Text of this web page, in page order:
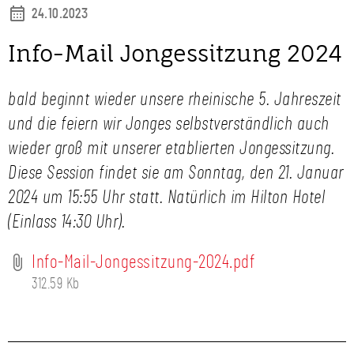
24.10.2023
Info-Mail Jongessitzung 2024
bald beginnt wieder unsere rheinische 5. Jahreszeit
und die feiern wir Jonges selbstverständlich auch
wieder groß mit unserer etablierten Jongessitzung.
Diese Session findet sie am Sonntag, den 21. Januar
2024 um 15:55 Uhr statt. Natürlich im Hilton Hotel
(Einlass 14:30 Uhr).
Info-Mail-Jongessitzung-2024.pdf
312.59 Kb